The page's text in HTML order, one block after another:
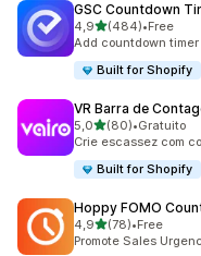
GSC Countdown
4,9de 5 estrelas
(484)
484 total de•Free
Add countdown
Built for Shopify
VR Barra de
5,0de 5 estrelas
(80)
80 total de avaliações
•Gratuito
Crie escassez com
Built for Shopify
Hoppy FOMO
4,9de 5 estrelas
(78)
78 total de avaliações
•Free
Promote Sales